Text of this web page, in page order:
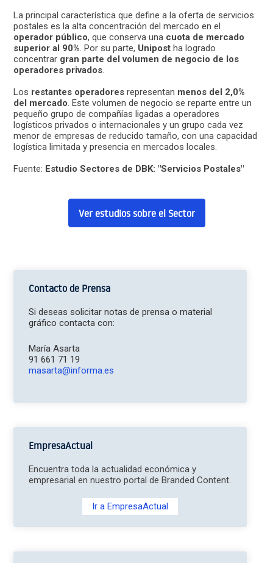
La principal característica que define a la oferta de servicios
postales es la alta concentración del mercado en el
operador público, que conserva una cuota de mercado
superior al 90%. Por su parte, Unipost ha logrado
concentrar gran parte del volumen de negocio de los
operadores privados.
Los restantes operadores representan menos del 2,0%
del mercado. Este volumen de negocio se reparte entre un
pequeño grupo de compañías ligadas a operadores
logísticos privados o internacionales y un grupo cada vez
menor de empresas de reducido tamaño, con una capacidad
logística limitada y presencia en mercados locales.
Fuente: Estudio Sectores de DBK: "Servicios Postales"
Ver estudios sobre el Sector
Contacto de Prensa
Si deseas solicitar notas de prensa o material
gráfico contacta con:
María Asarta
91 661 71 19
masarta@informa.es
EmpresaActual
Encuentra toda la actualidad económica y
empresarial en nuestro portal de Branded Content.
Ir a EmpresaActual